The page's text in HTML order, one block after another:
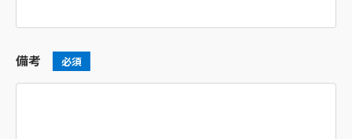
備考 必須